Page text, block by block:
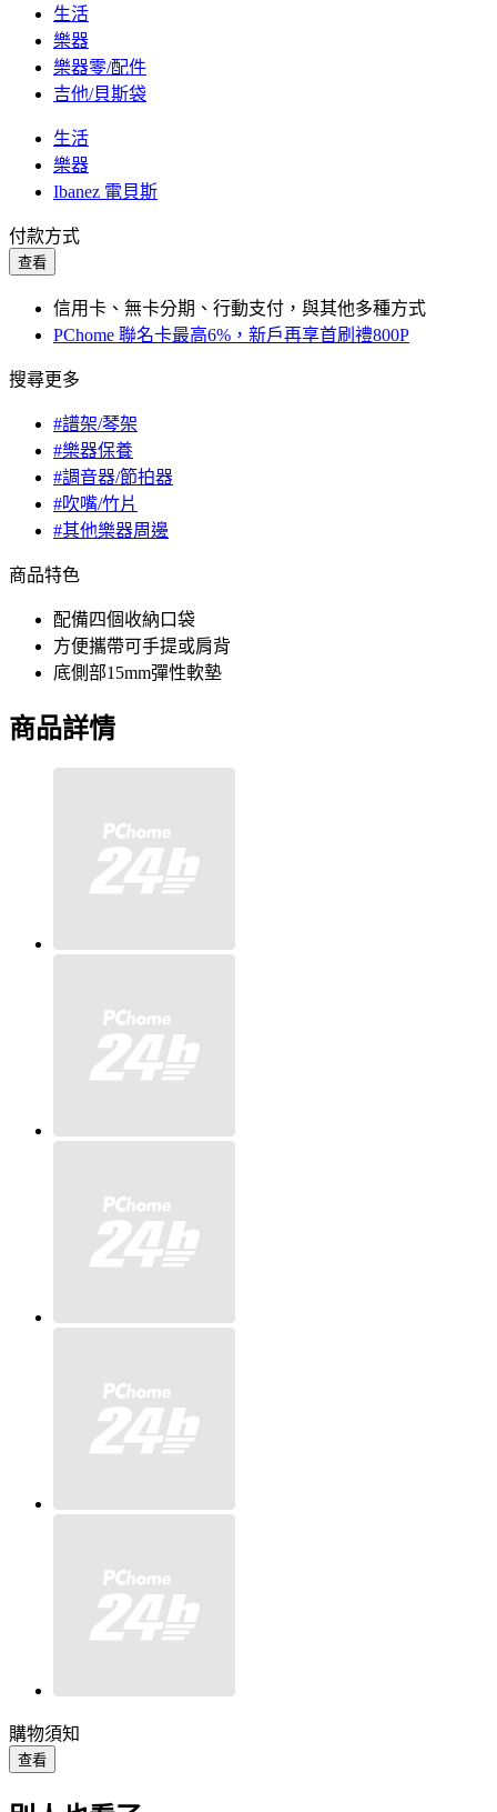
生活
樂器
樂器零/配件
吉他/貝斯袋
生活
樂器
Ibanez 電貝斯
付款方式
查看
信用卡、無卡分期、行動支付，與其他多種方式
PChome 聯名卡最高6%，新戶再享首刷禮800P
搜尋更多
#譜架/琴架
#樂器保養
#調音器/節拍器
#吹嘴/竹片
#其他樂器周邊
商品特色
配備四個收納口袋
方便攜帶可手提或肩背
底側部15mm彈性軟墊
商品詳情
購物須知
查看